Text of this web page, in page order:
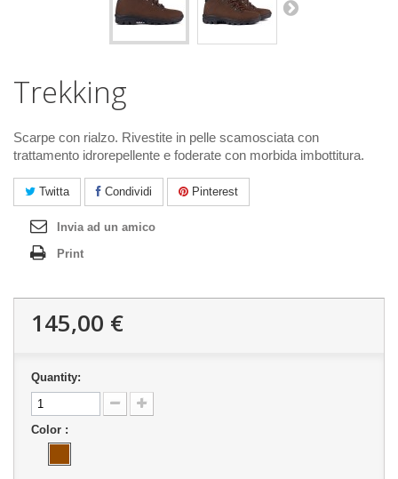
Trekking
Scarpe con rialzo. Rivestite in pelle scamosciata con
trattamento idrorepellente e foderate con morbida imbottitura.
Twitta Condividi Pinterest
Invia ad un amico
Print
145,00 €
Quantity:
Color :